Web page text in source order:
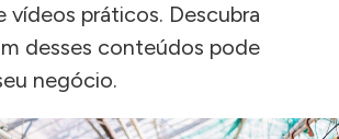
vídeos práticos. Descubra
desses conteúdos pode
negócio.